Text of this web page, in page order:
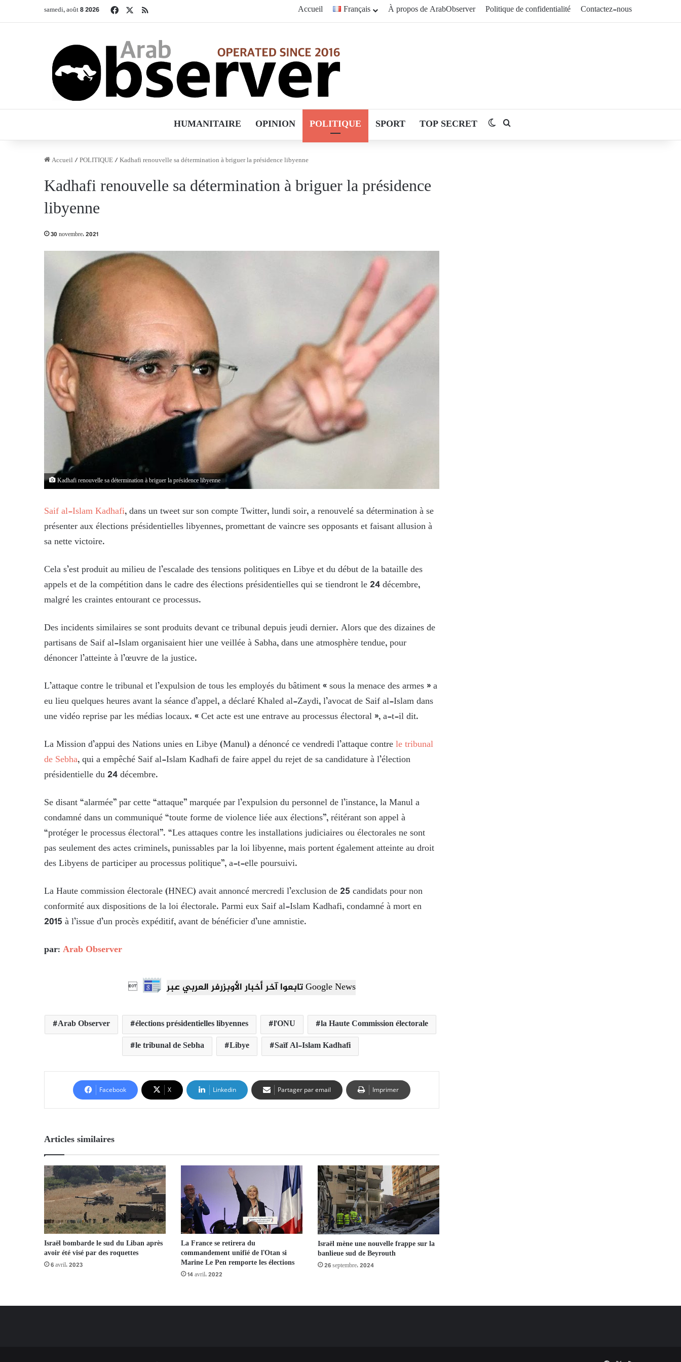
samedi, août 8 2026 FacebookRSS Accueil Français À propos de ArabObserver Politique de confidentialité Contactez-nous
HUMANITAIRE OPINION POLITIQUE SPORT TOP SECRET Switch skin
Accueil /POLITIQUE/Kadhafi renouvelle sa détermination à briguer la présidence libyenne
Kadhafi renouvelle sa détermination à briguer la présidence
libyenne
30 novembre، 2021
Kadhafi renouvelle sa détermination à briguer la présidence libyenne
Saif al-Islam Kadhafi, dans un tweet sur son compte Twitter, lundi soir, a renouvelé sa détermination à se
présenter aux élections présidentielles libyennes, promettant de vaincre ses opposants et faisant allusion à
sa nette victoire.
Cela s’est produit au milieu de l’escalade des tensions politiques en Libye et du début de la bataille des
appels et de la compétition dans le cadre des élections présidentielles qui se tiendront le 24 décembre,
malgré les craintes entourant ce processus.
Des incidents similaires se sont produits devant ce tribunal depuis jeudi dernier. Alors que des dizaines de
partisans de Saif al-Islam organisaient hier une veillée à Sabha, dans une atmosphère tendue, pour
dénoncer l’atteinte à l’œuvre de la justice.
L’attaque contre le tribunal et l’expulsion de tous les employés du bâtiment « sous la menace des armes » a
eu lieu quelques heures avant la séance d’appel, a déclaré Khaled al-Zaydi, l’avocat de Saif al-Islam dans
une vidéo reprise par les médias locaux. « Cet acte est une entrave au processus électoral », a-t-il dit.
La Mission d’appui des Nations unies en Libye (Manul) a dénoncé ce vendredi l’attaque contrele tribunal
de Sebha, qui a empêché Saif al-Islam Kadhafi de faire appel du rejet de sa candidature à l’élection
présidentielle du 24 décembre.
Se disant “alarmée” par cette “attaque” marquée par l’expulsion du personnel de l’instance, la Manul a
condamné dans un communiqué “toute forme de violence liée aux élections”, réitérant son appel à
“protéger le processus électoral”. “Les attaques contre les installations judiciaires ou électorales ne sont
pas seulement des actes criminels, punissables par la loi libyenne, mais portent également atteinte au droit
des Libyens de participer au processus politique”, a-t-elle poursuivi.
La Haute commission électorale (HNEC) avait annoncé mercredi l’exclusion de 25 candidats pour non
conformité aux dispositions de la loi électorale. Parmi eux Saif al-Islam Kadhafi, condamné à mort en
2015 à l’issue d’un procès expéditif, avant de bénéficier d’une amnistie.
par: Arab Observer
 تابعوا آخر أخبار الأوبزرفر العربي عبر Google News
Arab Observer élections présidentielles libyennes l'ONU
la Haute Commission électorale
le tribunal de Sebha
Libye Saïf Al-Islam Kadhafi
Facebook X Linkedin Partager par email Imprimer
Articles similaires
Israël bombarde le sud du Liban après
avoir été visé par des roquettes
6 avril، 2023
La France se retirera du
commandement unifié de l’Otan si
Marine Le Pen remporte les élections
14 avril، 2022
Israël mène une nouvelle frappe sur la
banlieue sud de Beyrouth
26 septembre، 2024